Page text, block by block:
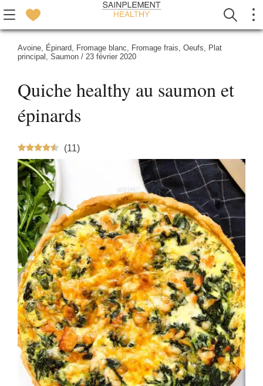
Avoine, Épinard, Fromage blanc, Fromage frais, Oeufs, Plat
principal , Saumon / 23 février 2020
Quiche healthy au saumon et
épinards
(11)